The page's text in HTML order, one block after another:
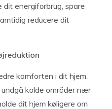
dit energiforbrug, spare
reducere dit
komforten i dit hjem.
kolde områder nær
dit hjem køligere om